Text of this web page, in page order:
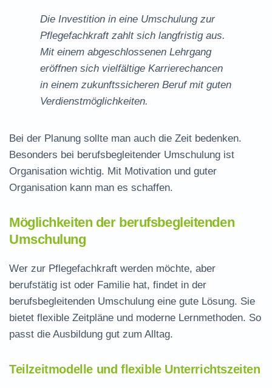
Die Investition in eine Umschulung zur
Pflegefachkraft zahlt sich langfristig aus.
Mit einem abgeschlossenen Lehrgang
eröffnen sich vielfältige Karrierechancen
in einem zukunftssicheren Beruf mit guten
Verdienstmöglichkeiten.
Bei der Planung sollte man auch die Zeit bedenken.
Besonders bei berufsbegleitender Umschulung ist
Organisation wichtig. Mit Motivation und guter
Organisation kann man es schaffen.
Möglichkeiten der berufsbegleitenden
Umschulung
Wer zur Pflegefachkraft werden möchte, aber
berufstätig ist oder Familie hat, findet in der
berufsbegleitenden Umschulung eine gute Lösung. Sie
bietet flexible Zeitpläne und moderne Lernmethoden. So
passt die Ausbildung gut zum Alltag.
Teilzeitmodelle und flexible Unterrichtszeiten